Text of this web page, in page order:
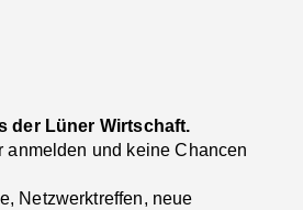
der Lüner Wirtschaft.
anmelden und keine Chancen
Netzwerktreffen, neue